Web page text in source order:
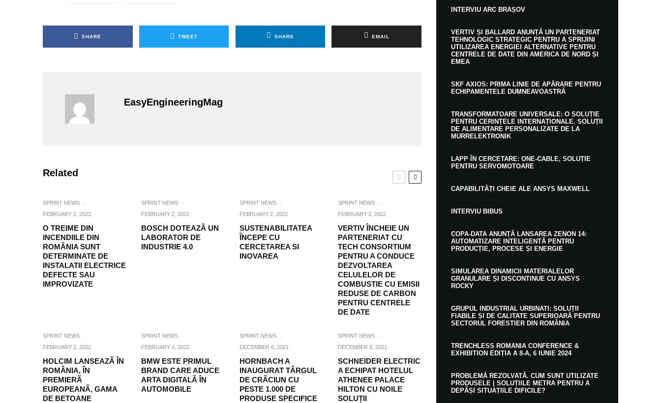
SHARE TWEET SHARE EMAIL
EasyEngineeringMag
Related
SPRINT NEWS
·
FEBRUARY 2, 2022
O TREIME DIN
INCENDIILE DIN
ROMÂNIA SUNT
DETERMINATE DE
INSTALATII ELECTRICE
DEFECTE SAU
IMPROVIZATE
SPRINT NEWS
·
FEBRUARY 2, 2022
BOSCH DOTEAZÃ UN
LABORATOR DE
INDUSTRIE 4.0
SPRINT NEWS
·
FEBRUARY 2, 2022
SUSTENABILITATEA
ÎNCEPE CU
CERCETAREA SI
INOVAREA
SPRINT NEWS
·
FEBRUARY 2, 2022
VERTIV ÎNCHEIE UN
PARTENERIAT CU
TECH CONSORTIUM
PENTRU A CONDUCE
DEZVOLTAREA
CELULELOR DE
COMBUSTIE CU EMISII
REDUSE DE CARBON
PENTRU CENTRELE
DE DATE
SPRINT NEWS
·
FEBRUARY 2, 2022
HOLCIM LANSEAZÃ ÎN
ROMÂNIA, ÎN
PREMIERÃ
EUROPEANÃ, GAMA
DE BETOANE
SPRINT NEWS
·
FEBRUARY 2, 2022
BMW ESTE PRIMUL
BRAND CARE ADUCE
ARTA DIGITALÃ ÎN
AUTOMOBILE
SPRINT NEWS
·
DECEMBER 6, 2021
HORNBACH A
INAUGURAT TÂRGUL
DE CRÃCIUN CU
PESTE 1.000 DE
PRODUSE SPECIFICE
SPRINT NEWS
·
DECEMBER 6, 2021
SCHNEIDER ELECTRIC
A ECHIPAT HOTELUL
ATHENEE PALACE
HILTON CU NOILE
SOLUȚII
INTERVIU ARC BRAȘOV
VERTIV ȘI BALLARD ANUNȚĂ UN PARTENERIAT
TEHNOLOGIC STRATEGIC PENTRU A SPRIJINI
UTILIZAREA ENERGIEI ALTERNATIVE PENTRU
CENTRELE DE DATE DIN AMERICA DE NORD ȘI
EMEA
SKF AXIOS: PRIMA LINIE DE APĂRARE PENTRU
ECHIPAMENTELE DUMNEAVOASTRĂ
TRANSFORMATOARE UNIVERSALE: O SOLUȚIE
PENTRU CERINȚELE INTERNAȚIONALE. SOLUȚII
DE ALIMENTARE PERSONALIZATE DE LA
MURRELEKTRONIK
LAPP ÎN CERCETARE: ONE-CABLE, SOLUȚIE
PENTRU SERVOMOTOARE
CAPABILITĂȚI CHEIE ALE ANSYS MAXWELL
INTERVIU BIBUS
COPA-DATA ANUNȚĂ LANSAREA ZENON 14:
AUTOMATIZARE INTELIGENTĂ PENTRU
PRODUCȚIE, PROCESE ȘI ENERGIE
SIMULAREA DINAMICII MATERIALELOR
GRANULARE ȘI DISCONTINUE CU ANSYS
ROCKY
GRUPUL INDUSTRIAL URBINATI: SOLUȚII
FIABILE ȘI DE CALITATE SUPERIOARĂ PENTRU
SECTORUL FORESTIER DIN ROMÂNIA
TRENCHLESS ROMANIA CONFERENCE &
EXHIBITION EDIȚIA A 8-A, 6 IUNIE 2024
PROBLEMĂ REZOLVATĂ. CUM SUNT UTILIZATE
PRODUSELE | SOLUȚIILE METRA PENTRU A
DEPĂȘI SITUAȚIILE DIFICILE?